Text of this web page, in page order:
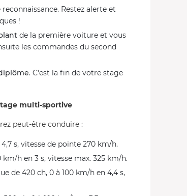
Restez alerte et
!
de la première voiture et vous
les commandes du second
. C'est la fin de votre stage
multi-sportive
peut-être conduire :
s, vitesse de pointe 270 km/h.
h en 3 s, vitesse max. 325 km/h.
de 420 ch, 0 à 100 km/h en 4,4 s,